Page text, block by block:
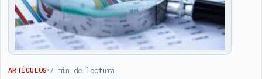
ARTÍCULOS 7 min de lectura